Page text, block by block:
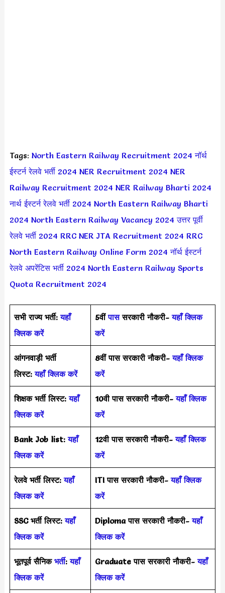
Tags: North Eastern Railway Recruitment 2024 नॉर्थ
ईस्टर्न रेलवे भर्ती 2024 NER Recruitment 2024 NER
Railway Recruitment 2024 NER Railway Bharti 2024
नार्थ ईस्टर्न रेलवे भर्ती 2024 North Eastern Railway Bharti
2024 North Eastern Railway Vacancy 2024उत्तर पूर्वी
रेलवे भर्ती 2024 RRC NER JTA Recruitment 2024 RRC
North Eastern Railway Online Form 2024 नॉर्थ ईस्टर्न
रेलवे अपरेंटिस भर्ती 2024 North Eastern Railway Sports
Quota Recruitment 2024
सभी राज्य भर्ती: यहाँ
क्लिक करें
5वींपाससरकारी नौकरी- यहाँ क्लिक
करें
आंगनवाड़ी भर्ती
लिस्ट: यहाँ क्लिक करें
8वीं पास सरकारी नौकरी- यहाँ क्लिक
करें
शिक्षक भर्ती लिस्ट: यहाँ
क्लिक करें
10वी पास सरकारी नौकरी- यहाँ क्लिक
करें
Bank Job list: यहाँ
क्लिक करें
12वी पास सरकारी नौकरी- यहाँ क्लिक
करें
रेलवे भर्ती लिस्ट: यहाँ
क्लिक करें
ITI पास सरकारी नौकरी- यहाँ क्लिक
करें
SSC भर्ती लिस्ट: यहाँ
क्लिक करें
Diploma पास सरकारी नौकरी- यहाँ
क्लिक करें
भूतपूर्व सैनिक भर्ती: यहाँ
क्लिक करें
Graduate पास सरकारी नौकरी- यहाँ
क्लिक करें